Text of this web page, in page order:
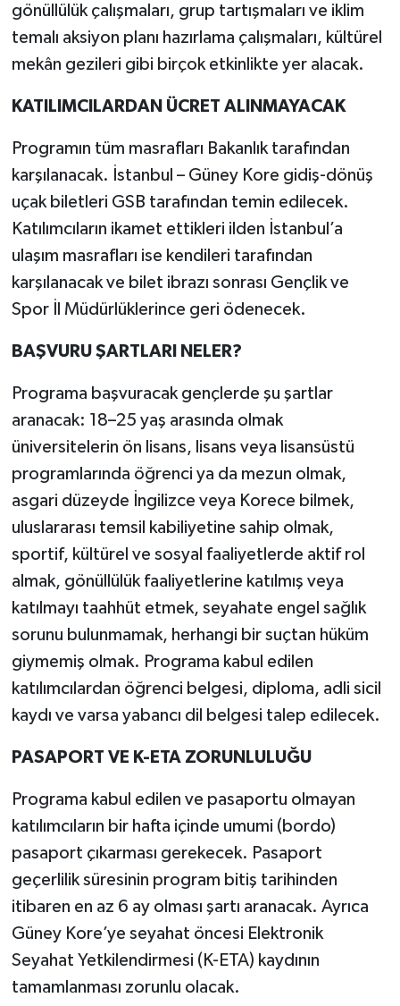
gönüllülük çalışmaları, grup tartışmaları ve iklim
temalı aksiyon planı hazırlama çalışmaları, kültürel
mekân gezileri gibi birçok etkinlikte yer alacak.
KATILIMCILARDAN ÜCRET ALINMAYACAK
Programın tüm masrafları Bakanlık tarafından
karşılanacak. İstanbul – Güney Kore gidiş-dönüş
uçak biletleri GSB tarafından temin edilecek.
Katılımcıların ikamet ettikleri ilden İstanbul’a
ulaşım masrafları ise kendileri tarafından
karşılanacak ve bilet ibrazı sonrası Gençlik ve
Spor İl Müdürlüklerince geri ödenecek.
BAŞVURU ŞARTLARI NELER?
Programa başvuracak gençlerde şu şartlar
aranacak: 18–25 yaş arasında olmak
üniversitelerin ön lisans, lisans veya lisansüstü
programlarında öğrenci ya da mezun olmak,
asgari düzeyde İngilizce veya Korece bilmek,
uluslararası temsil kabiliyetine sahip olmak,
sportif, kültürel ve sosyal faaliyetlerde aktif rol
almak, gönüllülük faaliyetlerine katılmış veya
katılmayı taahhüt etmek, seyahate engel sağlık
sorunu bulunmamak, herhangi bir suçtan hüküm
giymemiş olmak. Programa kabul edilen
katılımcılardan öğrenci belgesi, diploma, adli sicil
kaydı ve varsa yabancı dil belgesi talep edilecek.
PASAPORT VE K-ETA ZORUNLULUĞU
Programa kabul edilen ve pasaportu olmayan
katılımcıların bir hafta içinde umumi (bordo)
pasaport çıkarması gerekecek. Pasaport
geçerlilik süresinin program bitiş tarihinden
itibaren en az 6 ay olması şartı aranacak. Ayrıca
Güney Kore’ye seyahat öncesi Elektronik
Seyahat Yetkilendirmesi (K-ETA) kaydının
tamamlanması zorunlu olacak.